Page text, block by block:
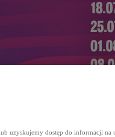
uzyskujemy dostęp do informacji